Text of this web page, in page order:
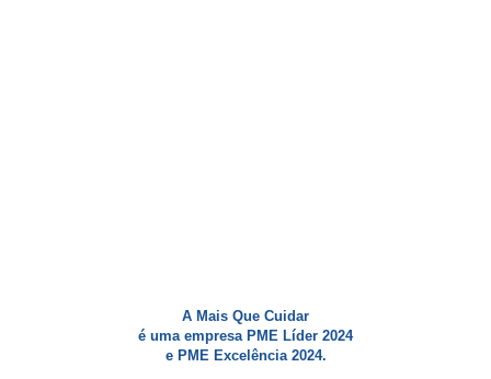
A Mais Que Cuidar
é uma empresa PME Líder 2024
e PME Excelência 2024.